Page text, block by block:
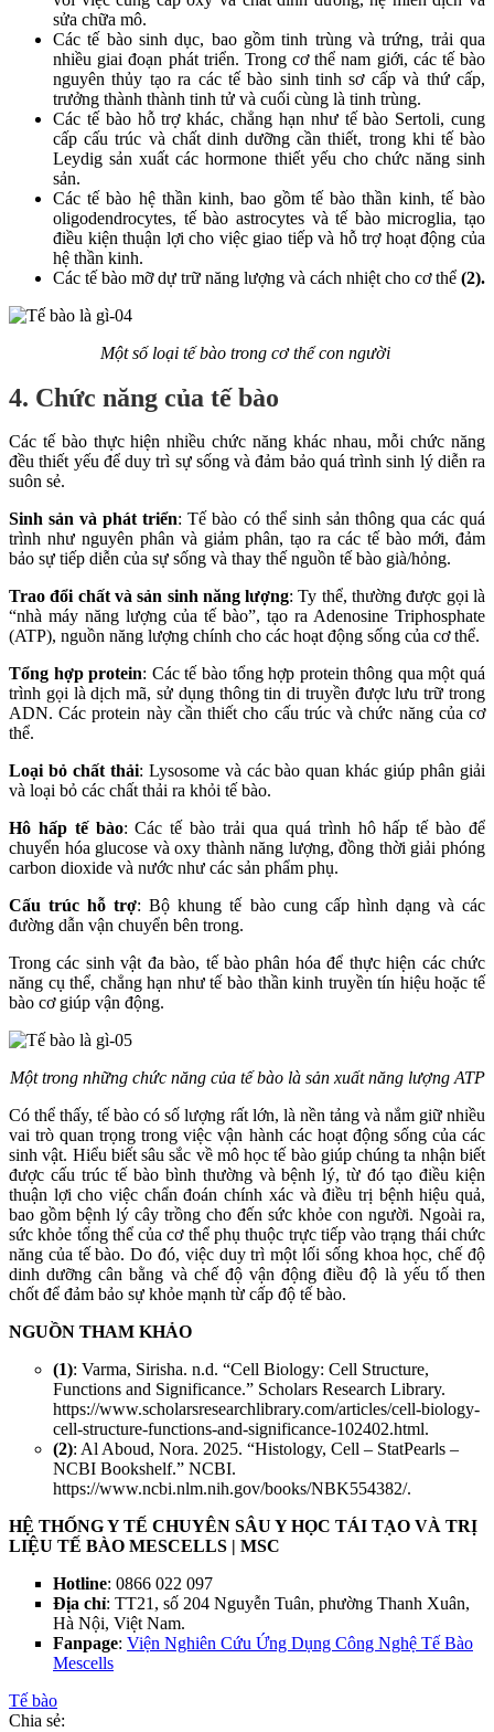
sửa chữa mô.
Các tế bào sinh dục, bao gồm tinh trùng và trứng, trải qua
nhiều giai đoạn phát triển. Trong cơ thể nam giới, các tế bào
nguyên thủy tạo ra các tế bào sinh tinh sơ cấp và thứ cấp,
trưởng thành thành tinh tử và cuối cùng là tinh trùng.
Các tế bào hỗ trợ khác, chẳng hạn như tế bào Sertoli, cung
cấp cấu trúc và chất dinh dưỡng cần thiết, trong khi tế bào
Leydig sản xuất các hormone thiết yếu cho chức năng sinh
sản.
Các tế bào hệ thần kinh, bao gồm tế bào thần kinh, tế bào
oligodendrocytes, tế bào astrocytes và tế bào microglia, tạo
điều kiện thuận lợi cho việc giao tiếp và hỗ trợ hoạt động của
hệ thần kinh.
Các tế bào mỡ dự trữ năng lượng và cách nhiệt cho cơ thể (2).
Một số loại tế bào trong cơ thể con người
4. Chức năng của tế bào
Các tế bào thực hiện nhiều chức năng khác nhau, mỗi chức năng
đều thiết yếu để duy trì sự sống và đảm bảo quá trình sinh lý diễn ra
suôn sẻ.
Sinh sản và phát triển: Tế bào có thể sinh sản thông qua các quá
trình như nguyên phân và giảm phân, tạo ra các tế bào mới, đảm
bảo sự tiếp diễn của sự sống và thay thế nguồn tế bào già/hỏng.
Trao đổi chất và sản sinh năng lượng: Ty thể, thường được gọi là
“nhà máy năng lượng của tế bào”, tạo ra Adenosine Triphosphate
(ATP), nguồn năng lượng chính cho các hoạt động sống của cơ thể.
Tổng hợp protein: Các tế bào tổng hợp protein thông qua một quá
trình gọi là dịch mã, sử dụng thông tin di truyền được lưu trữ trong
ADN. Các protein này cần thiết cho cấu trúc và chức năng của cơ
thể.
Loại bỏ chất thải: Lysosome và các bào quan khác giúp phân giải
và loại bỏ các chất thải ra khỏi tế bào.
Hô hấp tế bào: Các tế bào trải qua quá trình hô hấp tế bào để
chuyển hóa glucose và oxy thành năng lượng, đồng thời giải phóng
carbon dioxide và nước như các sản phẩm phụ.
Cấu trúc hỗ trợ: Bộ khung tế bào cung cấp hình dạng và các
đường dẫn vận chuyển bên trong.
Trong các sinh vật đa bào, tế bào phân hóa để thực hiện các chức
năng cụ thể, chẳng hạn như tế bào thần kinh truyền tín hiệu hoặc tế
bào cơ giúp vận động.
Một trong những chức năng của tế bào là sản xuất năng lượng ATP
Có thể thấy, tế bào có số lượng rất lớn, là nền tảng và nắm giữ nhiều
vai trò quan trọng trong việc vận hành các hoạt động sống của các
sinh vật. Hiểu biết sâu sắc về mô học tế bào giúp chúng ta nhận biết
được cấu trúc tế bào bình thường và bệnh lý, từ đó tạo điều kiện
thuận lợi cho việc chẩn đoán chính xác và điều trị bệnh hiệu quả,
bao gồm bệnh lý cây trồng cho đến sức khỏe con người. Ngoài ra,
sức khỏe tổng thể của cơ thể phụ thuộc trực tiếp vào trạng thái chức
năng của tế bào. Do đó, việc duy trì một lối sống khoa học, chế độ
dinh dưỡng cân bằng và chế độ vận động điều độ là yếu tố then
chốt để đảm bảo sự khỏe mạnh từ cấp độ tế bào.
NGUỒN THAM KHẢO
(1): Varma, Sirisha. n.d. “Cell Biology: Cell Structure,
Functions and Significance.” Scholars Research Library.
https://www.scholarsresearchlibrary.com/articles/cell-biology-
cell-structure-functions-and-significance-102402.html.
(2): Al Aboud, Nora. 2025. “Histology, Cell – StatPearls –
NCBI Bookshelf.” NCBI.
https://www.ncbi.nlm.nih.gov/books/NBK554382/.
HỆ THỐNG Y TẾ CHUYÊN SÂU Y HỌC TÁI TẠO VÀ TRỊ
LIỆU TẾ BÀO MESCELLS | MSC
Hotline: 0866 022 097
Địa chỉ: TT21, số 204 Nguyễn Tuân, phường Thanh Xuân,
Hà Nội, Việt Nam.
Fanpage: Viện Nghiên Cứu Ứng Dụng Công Nghệ Tế Bào
Mescells
Tế bào
Chia sẻ: